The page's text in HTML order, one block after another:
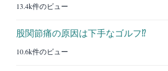
13.4k件のビュー
股関節痛の原因は下手なゴルフ⁉︎
10.6k件のビュー